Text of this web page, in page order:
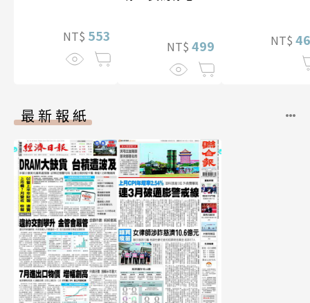
NT$ 553
NT$ 499 NT$
最新報紙